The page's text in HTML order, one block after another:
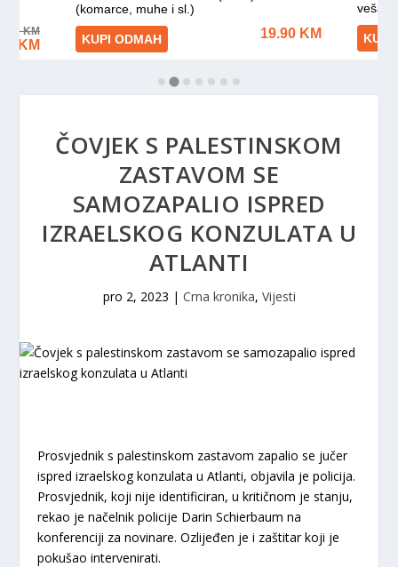
ČOVJEK S PALESTINSKOM
ZASTAVOM SE
SAMOZAPALIO ISPRED
IZRAELSKOG KONZULATA U
ATLANTI
pro 2, 2023 | Crna kronika, Vijesti
Prosvjednik s palestinskom zastavom zapalio se jučer
ispred izraelskog konzulata u Atlanti, objavila je policija.
Prosvjednik, koji nije identificiran, u kritičnom je stanju,
rekao je načelnik policije Darin Schierbaum na
konferenciji za novinare. Ozlijeđen je i zaštitar koji je
pokušao intervenirati.